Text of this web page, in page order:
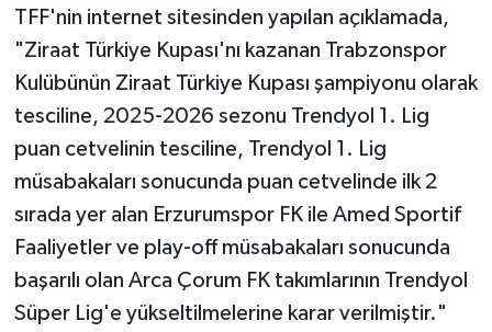
TFF'nin internet sitesinden yapılan açıklamada,
"Ziraat Türkiye Kupası'nı kazanan Trabzonspor
Kulübünün Ziraat Türkiye Kupası şampiyonu olarak
tesciline, 2025-2026 sezonu Trendyol 1. Lig
puan cetvelinin tesciline, Trendyol 1. Lig
müsabakaları sonucunda puan cetvelinde ilk 2
sırada yer alan Erzurumspor FK ile Amed Sportif
Faaliyetler ve play-off müsabakaları sonucunda
başarılı olan Arca Çorum FK takımlarının Trendyol
Süper Lig'e yükseltilmelerine karar verilmiştir."